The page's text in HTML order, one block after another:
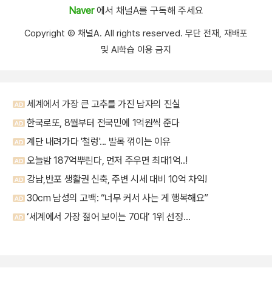
Naver에서 채널A를 구독해 주세요
Copyright Ⓒ 채널A. All rights reserved. 무단 전재, 재배포
및 AI학습 이용 금지